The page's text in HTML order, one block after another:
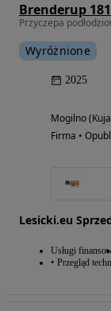
Wyróżnione
2025
Mogilno
Firma •
Lesicki.eu
Usługi
Przegląd